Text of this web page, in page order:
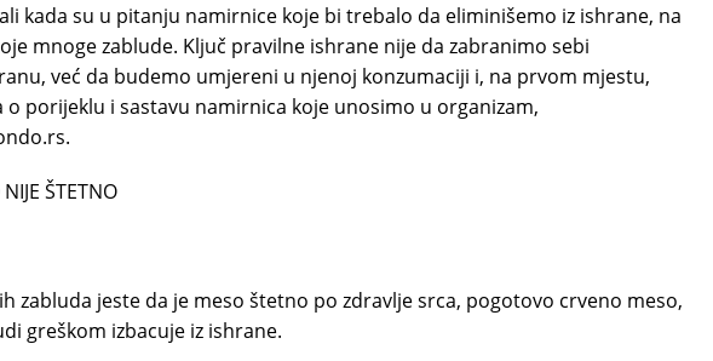
kada su u pitanju namirnice koje bi trebalo da eliminišemo iz ishrane, na
mnoge zablude. Ključ pravilne ishrane nije da zabranimo sebi
već da budemo umjereni u njenoj konzumaciji i, na prvom mjestu,
porijeklu i sastavu namirnica koje unosimo u organizam,
ŠTETNO
zabluda jeste da je meso štetno po zdravlje srca, pogotovo crveno meso,
greškom izbacuje iz ishrane.